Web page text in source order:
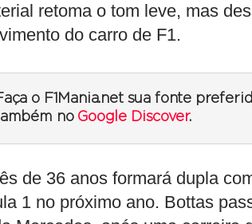
retoma o tom leve, mas
do carro de F1.
o F1Mania.net sua fonte
no Google Discover.
de 36 anos formará dupla
1 no próximo ano. Bottas